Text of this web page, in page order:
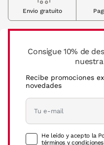
Consigue 10% de
nuestra
Recibe promociones
novedades
He leído y acepto la
términos y condiciones
Envio gratuito